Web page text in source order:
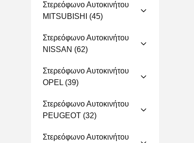
Στερεόφωνο Αυτοκινήτου
MITSUBISHI
(45)
Στερεόφωνο Αυτοκινήτου
NISSAN (62)
Στερεόφωνο Αυτοκινήτου
OPEL (39)
Στερεόφωνο Αυτοκινήτου
PEUGEOT (32)
Στερεόφωνο Αυτοκινήτου